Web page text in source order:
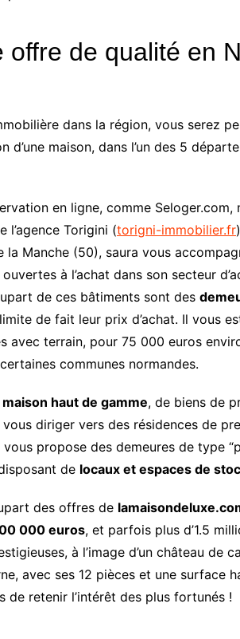
de qualité en
dans la région, vous serez
d’une maison, dans l’un des 5
en ligne, comme Seloger.com,
l’agence Torigini (torigni-immobilier.fr
Manche (50), saura vous
à l’achat dans son secteur
de ces bâtiments sont des
de fait leur prix d’achat. Il vous
avec terrain, pour 75 000 euros
communes normandes.
maison haut de gamme, de biens de
vous diriger vers des résidences de
propose des demeures de type
de locaux et espaces de
des offres de
000 euros, et parfois plus d’1.5
à l’image d’un château de
avec ses 12 pièces et une surface
de retenir l’intérêt des plus fortunés !